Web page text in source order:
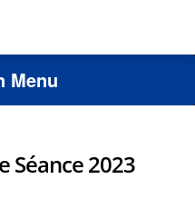
Menu
Séance 2023